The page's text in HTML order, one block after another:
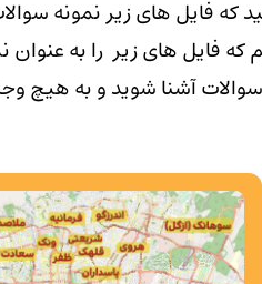
که فایل های زیر نمونه
فایل های زیر را به عنوان
آشنا شوید و به هیچ